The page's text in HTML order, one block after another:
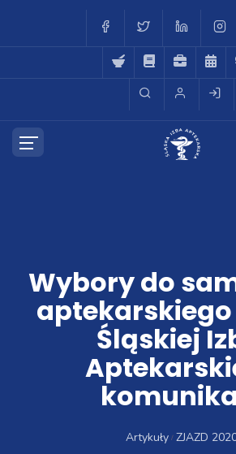
Wybory do
aptekarskiego
Śląskiej
Artykuły ZJAZD